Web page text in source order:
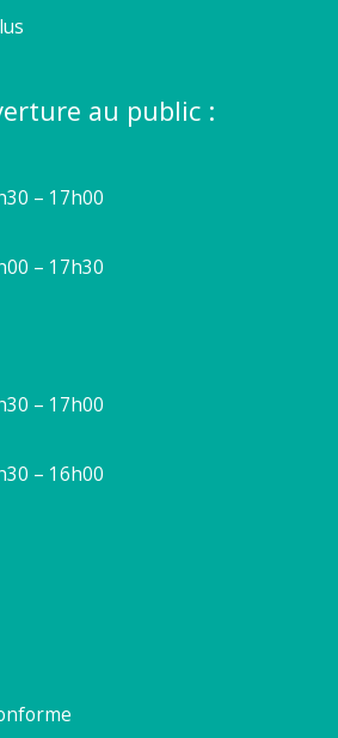
au public :
– 17h00
– 17h30
– 17h00
– 16h00